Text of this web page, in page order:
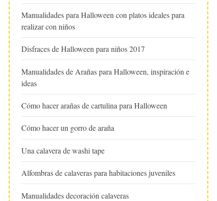
Manualidades para Halloween con platos ideales para
realizar con niños
Disfraces de Halloween para niños 2017
Manualidades de Arañas para Halloween, inspiración e
ideas
Cómo hacer arañas de cartulina para Halloween
Cómo hacer un gorro de araña
Una calavera de washi tape
Alfombras de calaveras para habitaciones juveniles
Manualidades decoración calaveras